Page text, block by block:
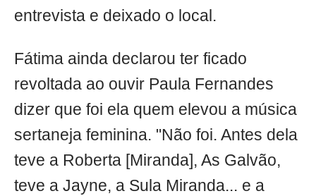
entrevista e deixado o local.
Fátima ainda declarou ter ficado
revoltada ao ouvir Paula Fernandes
dizer que foi ela quem elevou a música
sertaneja feminina. "Não foi. Antes dela
teve a Roberta [Miranda], As Galvão,
teve a Jayne, a Sula Miranda... e a